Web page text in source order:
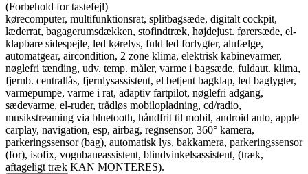
(Forbehold for tastefejl)
kørecomputer, multifunktionsrat, splitbagsæde, digitalt cockpit,
læderrat, bagagerumsdækken, stofindtræk, højdejust. førersæde, el-
klapbare sidespejle, led kørelys, fuld led forlygter, alufælge,
automatgear, aircondition, 2 zone klima, elektrisk kabinevarmer,
nøglefri tænding, udv. temp. måler, varme i bagsæde, fuldaut. klima,
fjernb. centrallås, fjernlysassistent, el betjent bagklap, led baglygter,
varmepumpe, varme i rat, adaptiv fartpilot, nøglefri adgang,
sædevarme, el-ruder, trådløs mobilopladning, cd/radio,
musikstreaming via bluetooth, håndfrit til mobil, android auto, apple
carplay, navigation, esp, airbag, regnsensor, 360° kamera,
parkeringssensor (bag), automatisk lys, bakkamera, parkeringssensor
(for), isofix, vognbaneassistent, blindvinkelsassistent, (træk,
aftageligt træk KAN MONTERES).